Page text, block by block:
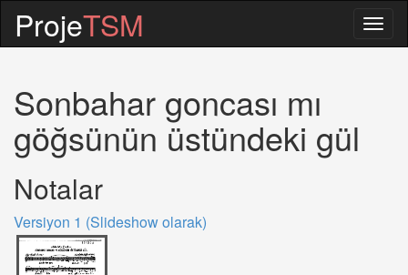
ProjeTSM
Sonbahar goncası mı
göğsünün üstündeki gül
Notalar
Versiyon 1 (Slideshow olarak)